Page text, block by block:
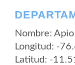
Nombre: Apio
Longitud: -
Latitud: -